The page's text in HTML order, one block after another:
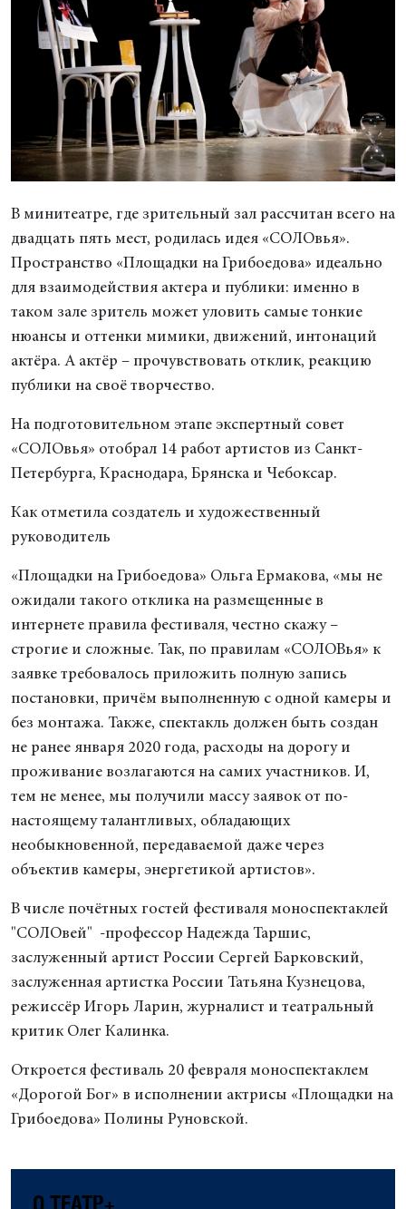
В минитеатре, где зрительный зал рассчитан всего на
двадцать пять мест, родилась идея «СОЛОвья».
Пространство «Площадки на Грибоедова» идеально
для взаимодействия актера и публики: именно в
таком зале зритель может уловить самые тонкие
нюансы и оттенки мимики, движений, интонаций
актёра. А актёр – прочувствовать отклик, реакцию
публики на своё творчество.
На подготовительном этапе экспертный совет
«СОЛОвья» отобрал 14 работ артистов из Санкт-
Петербурга, Краснодара, Брянска и Чебоксар.
Как отметила создатель и художественный
руководитель
«Площадки на Грибоедова» Ольга Ермакова, «мы не
ожидали такого отклика на размещенные в
интернете правила фестиваля, честно скажу –
строгие и сложные. Так, по правилам «СОЛОВья» к
заявке требовалось приложить полную запись
постановки, причём выполненную с одной камеры и
без монтажа. Также, спектакль должен быть создан
не ранее января 2020 года, расходы на дорогу и
проживание возлагаются на самих участников. И,
тем не менее, мы получили массу заявок от по-
настоящему талантливых, обладающих
необыкновенной, передаваемой даже через
объектив камеры, энергетикой артистов».
В числе почётных гостей фестиваля моноспектаклей
"СОЛОвей" -профессор Надежда Таршис,
заслуженный артист России Сергей Барковский,
заслуженная артистка России Татьяна Кузнецова,
режиссёр Игорь Ларин, журналист и театральный
критик Олег Калинка.
Откроется фестиваль 20 февраля моноспектаклем
«Дорогой Бог» в исполнении актрисы «Площадки на
Грибоедова» Полины Руновской.
О ТЕАТР+